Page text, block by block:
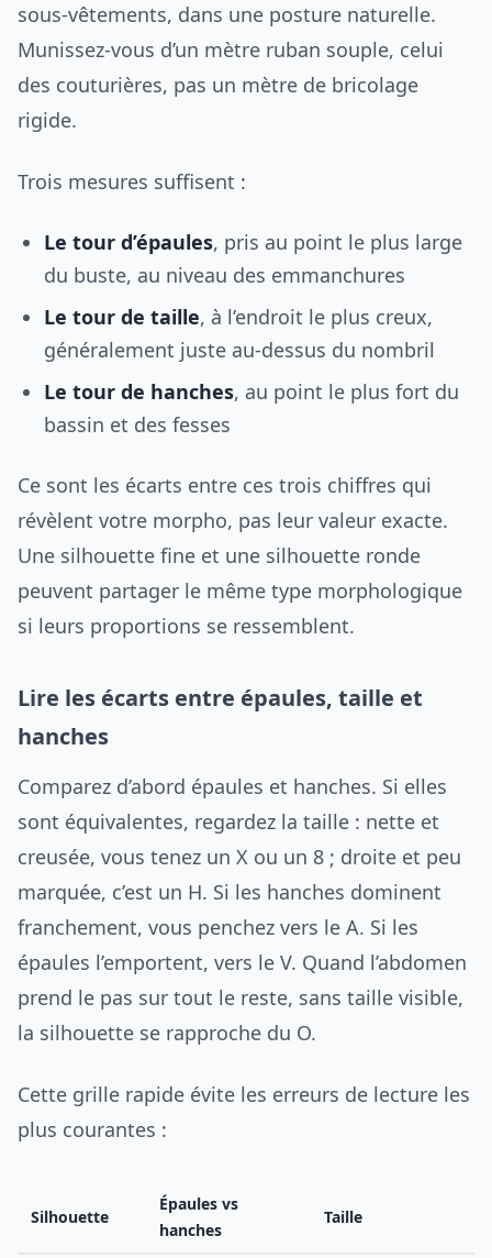
sous-vêtements, dans une posture naturelle.
Munissez-vous d’un mètre ruban souple, celui
des couturières, pas un mètre de bricolage
rigide.
Trois mesures suffisent :
Le tour d’épaules, pris au point le plus large
du buste, au niveau des emmanchures
Le tour de taille, à l’endroit le plus creux,
généralement juste au-dessus du nombril
Le tour de hanches, au point le plus fort du
bassin et des fesses
Ce sont les écarts entre ces trois chiffres qui
révèlent votre morpho, pas leur valeur exacte.
Une silhouette fine et une silhouette ronde
peuvent partager le même type morphologique
si leurs proportions se ressemblent.
Lire les écarts entre épaules, taille et
hanches
Comparez d’abord épaules et hanches. Si elles
sont équivalentes, regardez la taille : nette et
creusée, vous tenez un X ou un 8 ; droite et peu
marquée, c’est un H. Si les hanches dominent
franchement, vous penchez vers le A. Si les
épaules l’emportent, vers le V. Quand l’abdomen
prend le pas sur tout le reste, sans taille visible,
la silhouette se rapproche du O.
Cette grille rapide évite les erreurs de lecture les
plus courantes :
Silhouette
Épaules vs
hanches
Taille